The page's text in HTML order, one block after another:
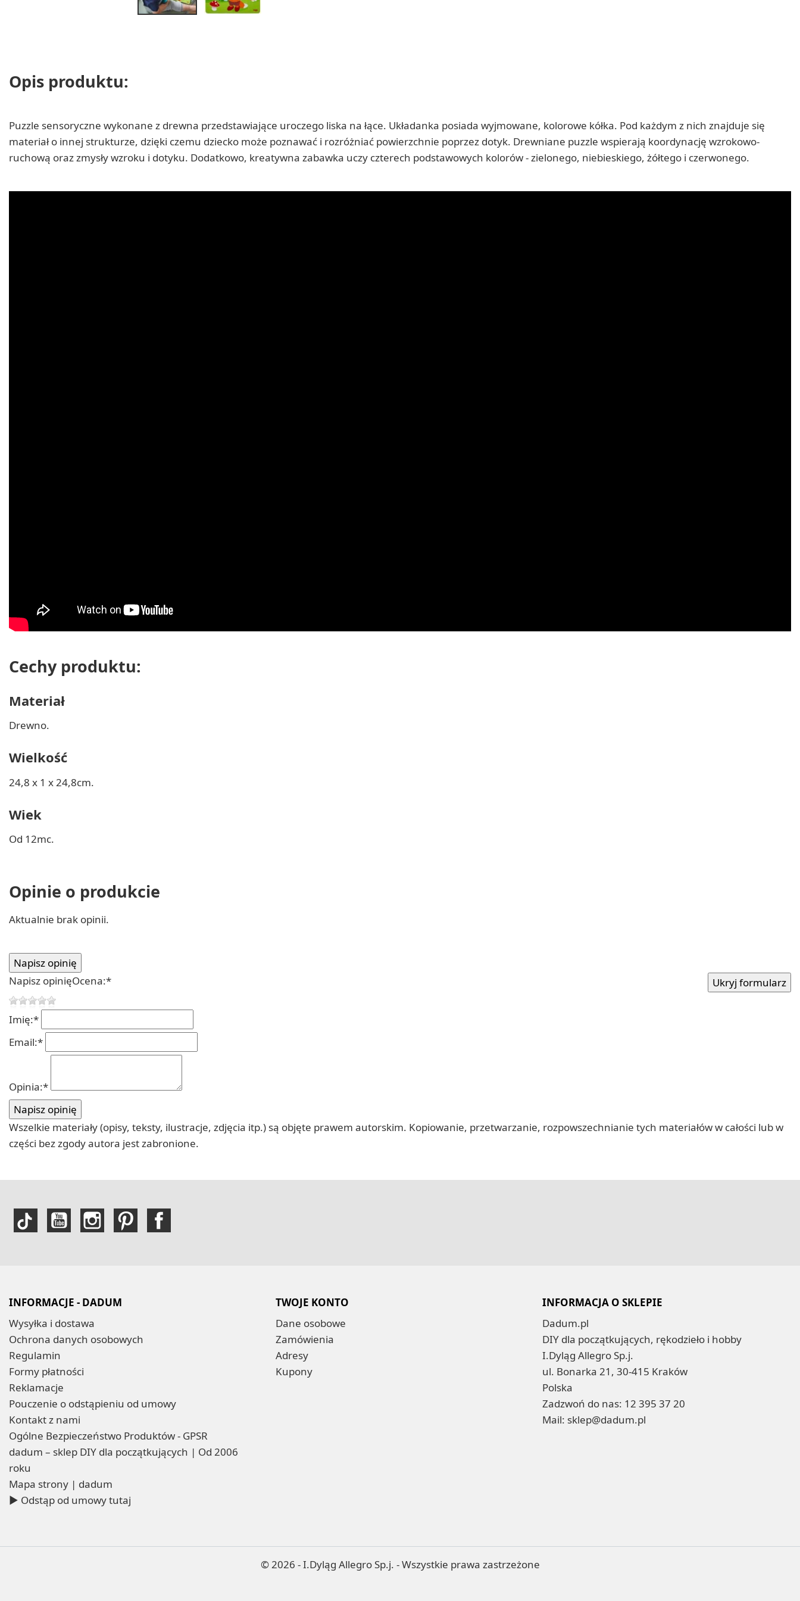
Opis produktu:
Puzzle sensoryczne wykonane z drewna przedstawiające uroczego liska na łące. Układanka posiada wyjmowane, kolorowe kółka. Pod każdym z nich znajduje się
materiał o innej strukturze, dzięki czemu dziecko może poznawać i rozróżniać powierzchnie poprzez dotyk. Drewniane puzzle wspierają koordynację wzrokowo-
ruchową oraz zmysły wzroku i dotyku. Dodatkowo, kreatywna zabawka uczy czterech podstawowych kolorów - zielonego, niebieskiego, żółtego i czerwonego.
Cechy produktu:
Materiał
Drewno.
Wielkość
24,8 x 1 x 24,8cm.
Wiek
Od 12mc.
Opinie o produkcie
Aktualnie brak opinii.
Napisz opinięOcena:*
Imię:*
Email:*
Opinia:*
Wszelkie materiały (opisy, teksty, ilustracje, zdjęcia itp.) są objęte prawem autorskim. Kopiowanie, przetwarzanie, rozpowszechnianie tych materiałów w całości lub w
części bez zgody autora jest zabronione.
INFORMACJE - DADUM
Wysyłka i dostawa
Ochrona danych osobowych
Regulamin
Formy płatności
Reklamacje
Pouczenie o odstąpieniu od umowy
Kontakt z nami
Ogólne Bezpieczeństwo Produktów - GPSR
dadum – sklep DIY dla początkujących | Od 2006
roku
Mapa strony | dadum
▶ Odstąp od umowy tutaj
TWOJE KONTO
Dane osobowe
Zamówienia
Adresy
Kupony
INFORMACJA O SKLEPIE
Dadum.pl
DIY dla początkujących, rękodzieło i hobby
I.Dyląg Allegro Sp.j.
ul. Bonarka 21, 30-415 Kraków
Polska
Zadzwoń do nas: 12 395 37 20
Mail: sklep@dadum.pl
© 2026 - I.Dyląg Allegro Sp.j. - Wszystkie prawa zastrzeżone